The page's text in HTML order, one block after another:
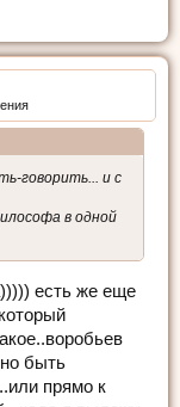
говорить... и с
в одной
есть же еще
быть
прямо к